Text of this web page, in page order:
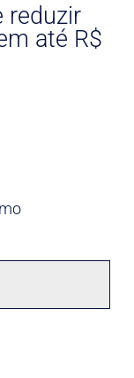
reduzir
até R$